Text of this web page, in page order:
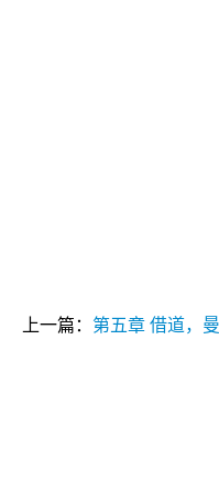
上一篇： 第五章 借道，